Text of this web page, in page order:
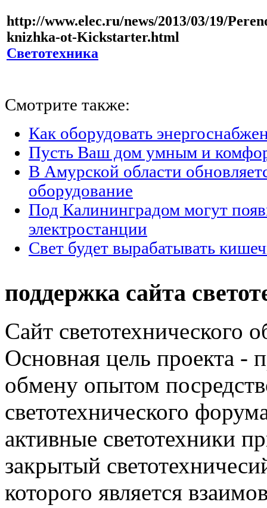
http://www.elec.ru/news/2013/03/19/
knizhka-ot-Kickstarter.html
Светотехника
Смотрите также:
Как оборудовать
Пусть Ваш дом умным и
В Амурской области
оборудование
Под Калининградом могут
электростанции
Свет будет вырабатывать
поддержка сайта
Сайт светотехнического
Основная цель проекта -
обмену опытом
светотехнического
активные светотехники
закрытый
которого является